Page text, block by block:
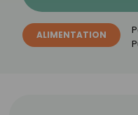
ALIMENTATION